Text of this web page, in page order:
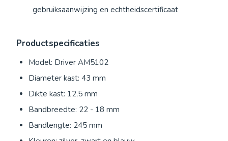
gebruiksaanwijzing en echtheidscertificaat
Productspecificaties
Model: Driver AM5102
Diameter kast: 43 mm
Dikte kast: 12,5 mm
Bandbreedte: 22 - 18 mm
Bandlengte: 245 mm